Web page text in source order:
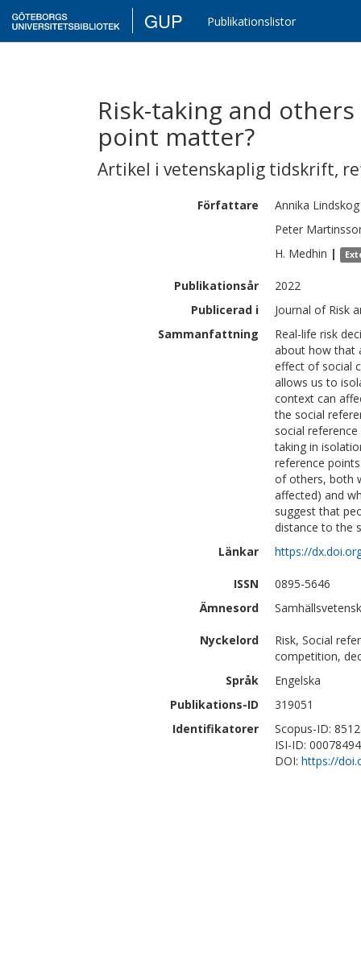
GUP Publikationslistor
Risk-taking and
point matter?
Artikel i vetenskaplig tidskrift,
Författare Annika Lindskog
Peter
H. Medhin |
Publikationsår
2022
Publicerad i
Journal of Risk
Sammanfattning
Real-life risk
about how that
effect of social
allows us to
context can
the social
social
taking in
reference
of others, both
affected) and
suggest that
distance to the
Länkar
https://
ISSN
0895-5646
Ämnesord
Nyckelord
Risk, Social
competition,
Språk
Engelska
Publikations-ID
319051
Identifikatorer
Scopus-ID:
ISI-ID:
DOI: https://